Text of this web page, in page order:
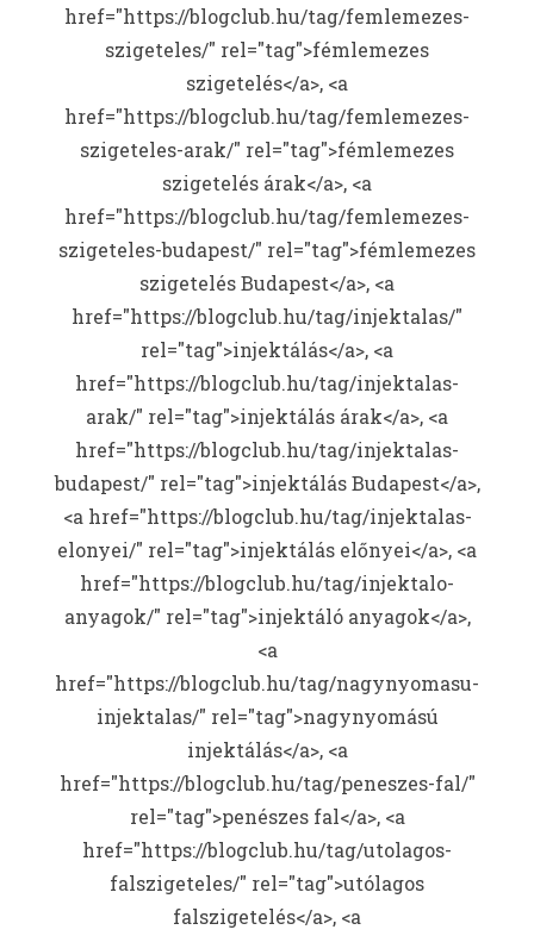
href="https://blogclub.hu/tag/femlemezes-
szigeteles/" rel="tag">fémlemezes
szigetelés</a>, <a
href="https://blogclub.hu/tag/femlemezes-
szigeteles-arak/" rel="tag">fémlemezes
szigetelés árak</a>, <a
href="https://blogclub.hu/tag/femlemezes-
szigeteles-budapest/" rel="tag">fémlemezes
szigetelés Budapest</a>, <a
href="https://blogclub.hu/tag/injektalas/"
rel="tag">injektálás</a>, <a
href="https://blogclub.hu/tag/injektalas-
arak/" rel="tag">injektálás árak</a>, <a
href="https://blogclub.hu/tag/injektalas-
budapest/" rel="tag">injektálás Budapest</a>,
<a href="https://blogclub.hu/tag/injektalas-
elonyei/" rel="tag">injektálás előnyei</a>, <a
href="https://blogclub.hu/tag/injektalo-
anyagok/" rel="tag">injektáló anyagok</a>,
<a
href="https://blogclub.hu/tag/nagynyomasu-
injektalas/" rel="tag">nagynyomású
injektálás</a>, <a
href="https://blogclub.hu/tag/peneszes-fal/"
rel="tag">penészes fal</a>, <a
href="https://blogclub.hu/tag/utolagos-
falszigeteles/" rel="tag">utólagos
falszigetelés</a>, <a